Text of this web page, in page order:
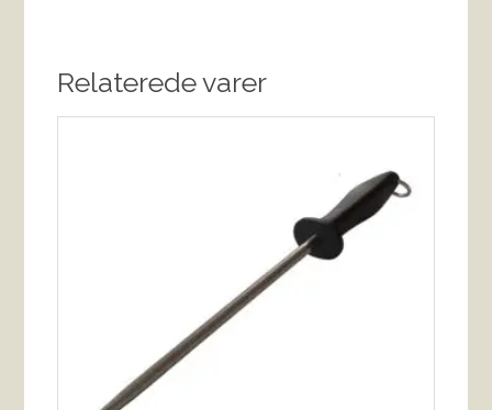
Relaterede varer